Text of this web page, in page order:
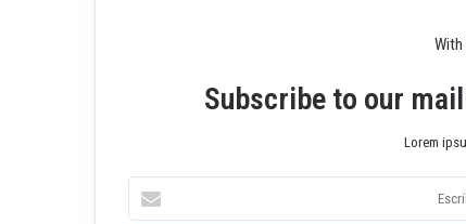
With
Subscribe to our
Lorem